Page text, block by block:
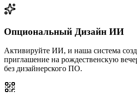
Опциональный Дизайн ИИ
Активируйте ИИ, и наша система
приглашение на рождественскую
без дизайнерского ПО.